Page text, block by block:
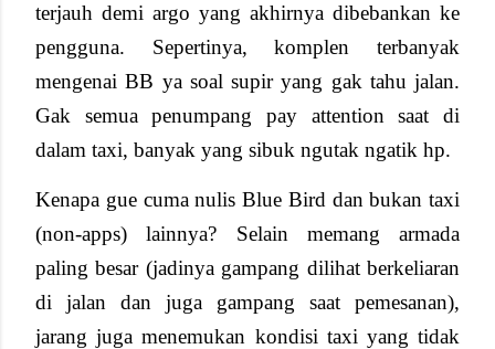
terjauh demi argo yang akhirnya dibebankan ke
pengguna. Sepertinya, komplen terbanyak
mengenai BB ya soal supir yang gak tahu jalan.
Gak semua penumpang pay attention saat di
dalam taxi, banyak yang sibuk ngutak ngatik hp.
Kenapa gue cuma nulis Blue Bird dan bukan taxi
(non-apps) lainnya? Selain memang armada
paling besar (jadinya gampang dilihat berkeliaran
di jalan dan juga gampang saat pemesanan),
jarang juga menemukan kondisi taxi yang tidak